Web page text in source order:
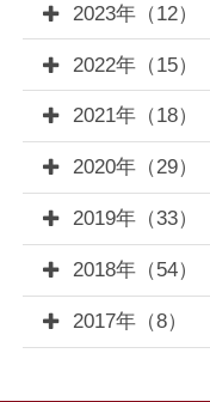
2023年（12）
2022年（15）
2021年（18）
2020年（29）
2019年（33）
2018年（54）
2017年（8）